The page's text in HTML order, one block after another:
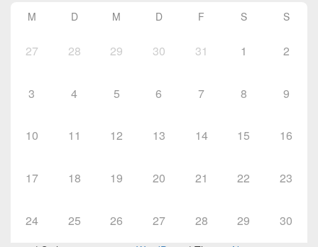
M D M D F S S
27 28 29 30 31 1 2
3 4 5 6 7 8 9
10 11 12 13 14 15 16
17 18 19 20 21 22 23
24 25 26 27 28 29 30